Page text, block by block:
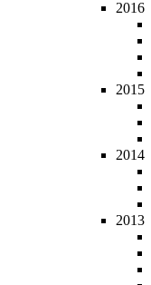
2016
2015
2014
2013